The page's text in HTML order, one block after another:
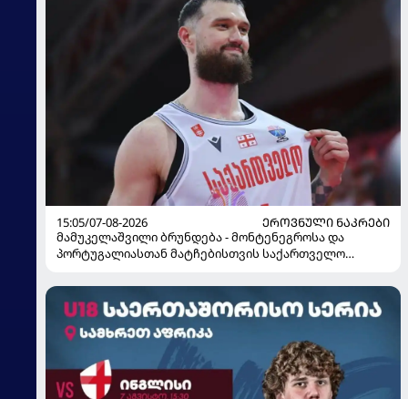
15:05/07-08-2026
ᲔᲠᲝᲕᲜᲣᲚᲘ ᲜᲐᲙᲠᲔᲑᲘ
მამუკელაშვილი ბრუნდება - მონტენეგროსა და
პორტუგალიასთან მატჩებისთვის საქართველო